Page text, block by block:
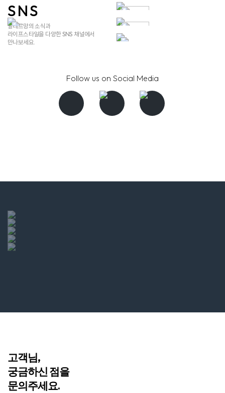
SNS
알레르망의 소식과
라이프스타일을 다양한 SNS 채널에서​
만나보세요.​
Follow us on Social Media
고객님,
궁금하신 점을
문의주세요.